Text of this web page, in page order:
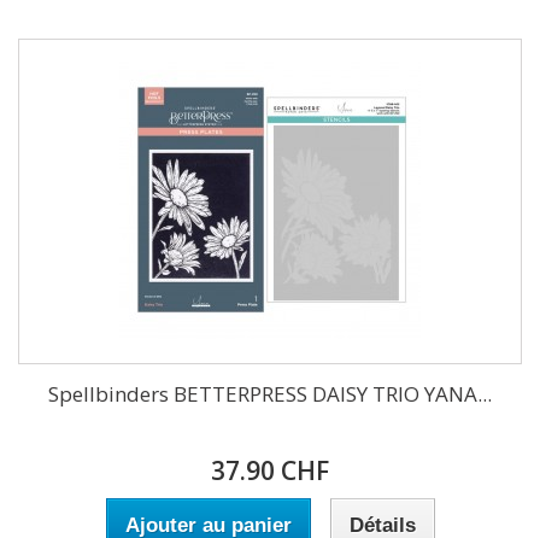
Spellbinders BETTERPRESS DAISY TRIO YANA...
37.90 CHF
Ajouter au panier Détails